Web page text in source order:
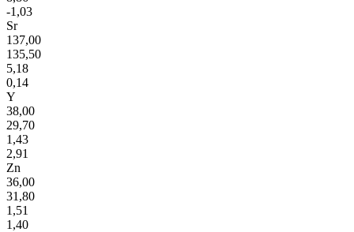
-1,03
Sr
137,00
135,50
5,18
0,14
Y
38,00
29,70
1,43
2,91
Zn
36,00
31,80
1,51
1,40